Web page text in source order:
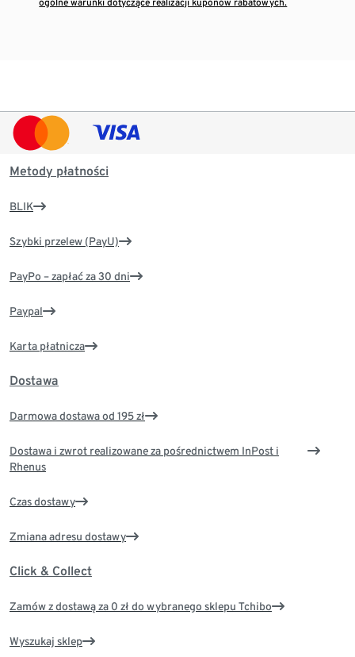
Metody płatności
BLIK
Szybki przelew (PayU)
PayPo – zapłać za 30 dni
Paypal
Karta płatnicza
Dostawa
Darmowa dostawa od 195 zł
Dostawa i zwrot realizowane za pośrednictwem InPost i
Rhenus
Czas dostawy
Zmiana adresu dostawy
Click & Collect
Zamów z dostawą za 0 zł do wybranego sklepu Tchibo
Wyszukaj sklep